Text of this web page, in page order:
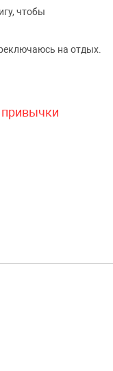
чтобы
на отдых.
привычки